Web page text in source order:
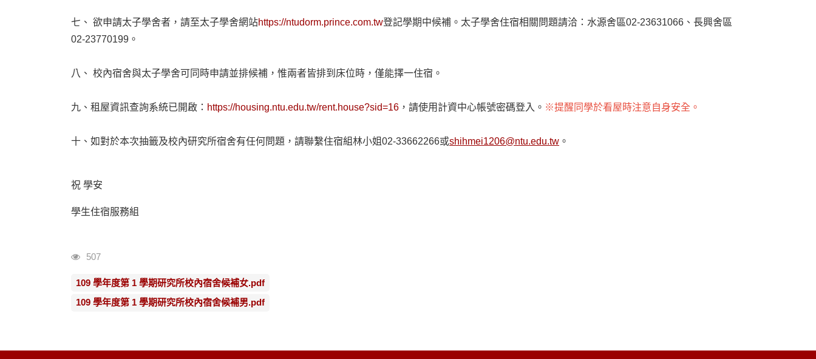
七、 欲申請太子學舍者，請至太子學舍網站https://ntudorm.prince.com.tw登記學期中候補。太子學舍住宿相關問題請洽：水源舍區02-23631066、長興舍區
02-23770199。
八、 校內宿舍與太子學舍可同時申請並排候補，惟兩者皆排到床位時，僅能擇一住宿。
九、租屋資訊查詢系統已開啟： https://housing.ntu.edu.tw/rent.house?sid=16 ，請使用計資中心帳號密碼登入。 ※提醒同學於看屋時注意自身安全。
十、如對於本次抽籤及校內研究所宿舍有任何問題，請聯繫住宿組林小姐02-33662266或shihmei1206@ntu.edu.tw 。
祝 學安
學生住宿服務組
瀏覽人次
507
109 學年度第 1 學期研究所校內宿舍候補女.pdf
109 學年度第 1 學期研究所校內宿舍候補男.pdf